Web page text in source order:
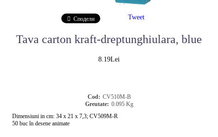
Tava carton kraft-dreptunghiulara, blue
8.19Lei
Cod: CV510M-B
Greutate: 0.095 Kg
Dimensiuni in cm: 34 x 21 x 7,3; CV509M-R
50 buc în desene animate
Сподели Tweet